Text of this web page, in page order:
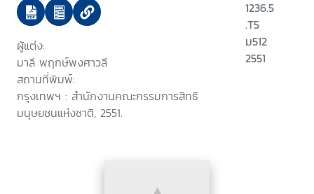
ผู้แต่ง:
มาลี พฤกษ์พงศาวลี
สถานที่พิมพ์:
กรุงเทพฯ : สำนักงานคณะกรรมการสิทธิ
มนุษยชนแห่งชาติ, 2551.
1236.5
.T5
ม512
2551